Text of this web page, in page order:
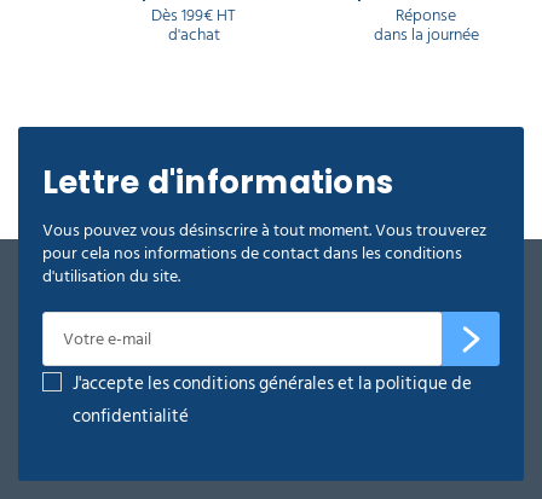
Dès 199€ HT
d'achat
Réponse
dans la journée
Lettre d'informations
Vous pouvez vous désinscrire à tout moment. Vous trouverez
pour cela nos informations de contact dans les conditions
d'utilisation du site.
J'accepte les conditions générales et la politique de
confidentialité